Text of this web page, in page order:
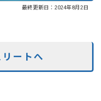
最終更新日： 2024年8月2日
ートへ